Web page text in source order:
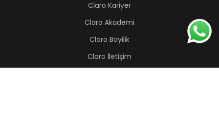
Claro Kariyer
Claro Akademi
Claro Bayilik
Claro İletişim